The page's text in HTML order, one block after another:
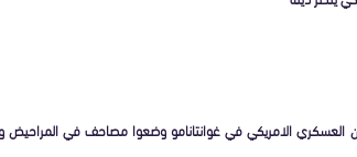
الامريكي في غوانتانامو وضعوا مصاحف في المراحيض